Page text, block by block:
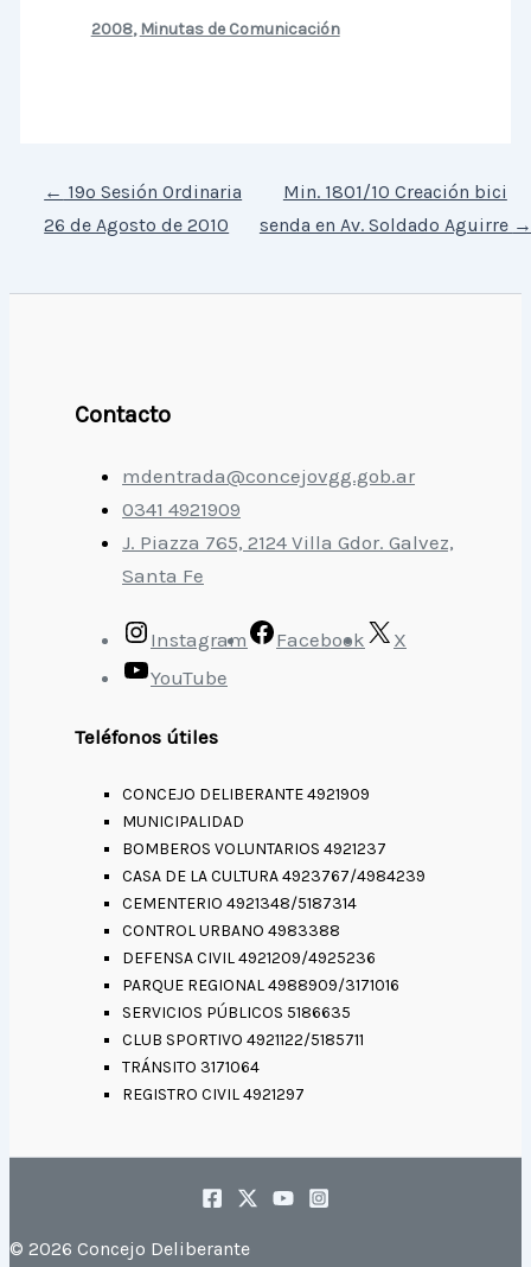
2008, Minutas de Comunicación
← 19º Sesión Ordinaria
26 de Agosto de 2010
Min. 1801/10 Creación bici
senda en Av. Soldado Aguirre →
Contacto
mdentrada@concejovgg.gob.ar
0341 4921909
J. Piazza 765, 2124 Villa Gdor. Galvez,
Santa Fe
Instagram Facebook
X
YouTube
Teléfonos útiles
CONCEJO DELIBERANTE 4921909
MUNICIPALIDAD
BOMBEROS VOLUNTARIOS 4921237
CASA DE LA CULTURA 4923767/4984239
CEMENTERIO 4921348/5187314
CONTROL URBANO 4983388
DEFENSA CIVIL 4921209/4925236
PARQUE REGIONAL 4988909/3171016
SERVICIOS PÚBLICOS 5186635
CLUB SPORTIVO 4921122/5185711
TRÁNSITO 3171064
REGISTRO CIVIL 4921297
© 2026 Concejo Deliberante